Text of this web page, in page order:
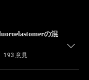
の混
193 意見